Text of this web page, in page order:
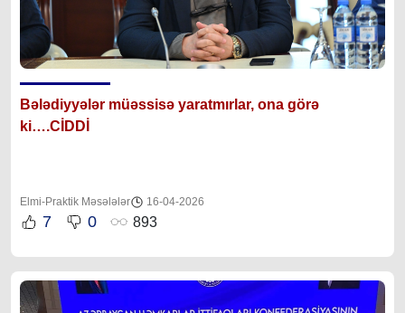
Bələdiyyələr müəssisə yaratmırlar, ona görə
ki….CİDDİ
Elmi-Praktik Məsələlər 16-04-2026
7 0 893